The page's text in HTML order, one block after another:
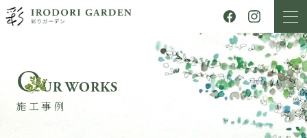
OUR WORKS
施工事例